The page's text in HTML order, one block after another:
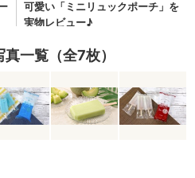
一覧（全7枚）